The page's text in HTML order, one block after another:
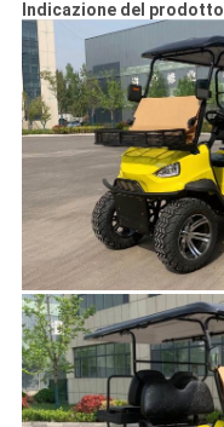
Indicazione del prodotto